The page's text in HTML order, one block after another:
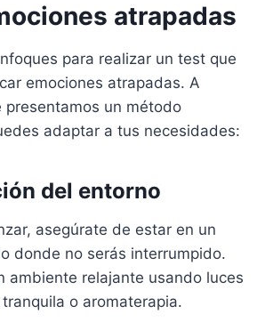
atrapadas
para realizar un test que
emociones atrapadas. A
presentamos un método
adaptar a tus necesidades:
del entorno
asegúrate de estar en un
donde no serás interrumpido.
ambiente relajante usando luces
o aromaterapia.